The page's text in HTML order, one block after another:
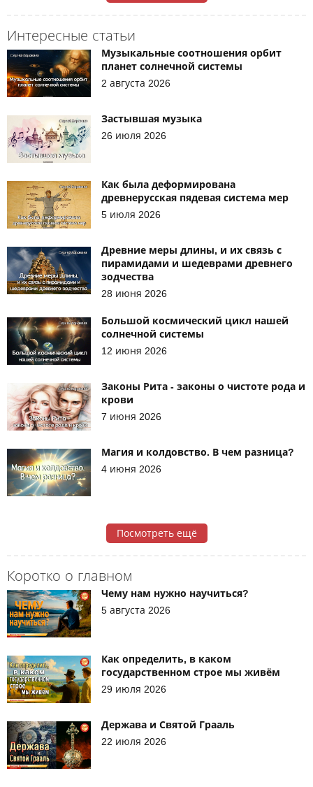
Коротко о главном
Чему нам нужно научиться?
5 августа 2026
Как определить, в каком
государственном строе мы живём
29 июля 2026
Держава и Святой Грааль
22 июля 2026
Интересные статьи
Музыкальные соотношения орбит
планет солнечной системы
2 августа 2026
Застывшая музыка
26 июля 2026
Как была деформирована
древнерусская пядевая система мер
5 июля 2026
Древние меры длины, и их связь с
пирамидами и шедеврами древнего
зодчества
28 июня 2026
Большой космический цикл нашей
солнечной системы
12 июня 2026
Законы Рита - законы о чистоте рода и
крови
7 июня 2026
Магия и колдовство. В чем разница?
4 июня 2026
Посмотреть ещё